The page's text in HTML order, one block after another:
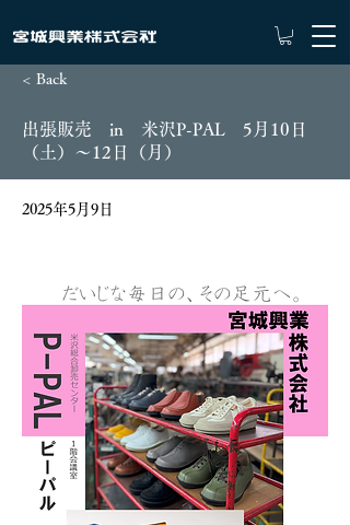
< Back
出張販売 in 米沢P-PAL 5月10日
（土）～12日（月）
2025年5月9日